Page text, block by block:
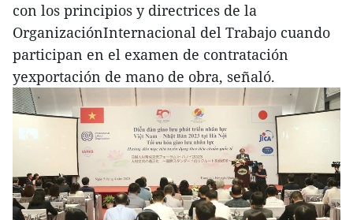
con los principios y directrices de la
OrganizaciónInternacional del Trabajo cuando
participan en el examen de contratación
yexportación de mano de obra, señaló.